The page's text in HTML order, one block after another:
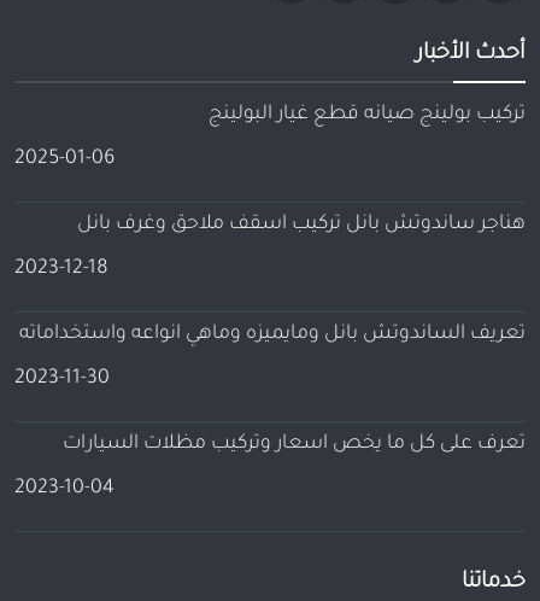
أحدث الأخبار
تركيب بولينج صيانه قطع غيار البولينج
2025-01-06
هناجر ساندوتش بانل تركيب اسقف ملاحق وغرف بانل
2023-12-18
تعريف الساندوتش بانل ومايميزه وماهي انواعه واستخداماته
2023-11-30
تعرف على كل ما يخص اسعار وتركيب مظلات السيارات
2023-10-04
خدماتنا